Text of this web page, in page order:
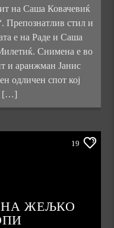
на Саша Ковачевиќ
Препознатлив стил и
е на Раде и Саша
Снимена е во
и аранжман Јанис
одличен спот кој
[…]
19
НА ЖЕЉКО